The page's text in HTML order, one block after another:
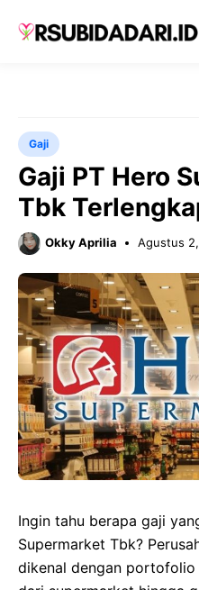
Gaji
Gaji PT Hero
Tbk
Okky Aprilia Agustus
Ingin tahu berapa gaji
Supermarket Tbk?
dikenal dengan portofolio